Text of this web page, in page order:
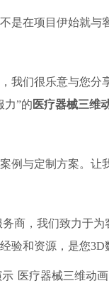
不是在项目伊始就
我们很乐意与您分
力”的 医疗器械三维
例与定制方案。让
商，我们致力于
验和资源，是您3D
示 医疗器械三维动画